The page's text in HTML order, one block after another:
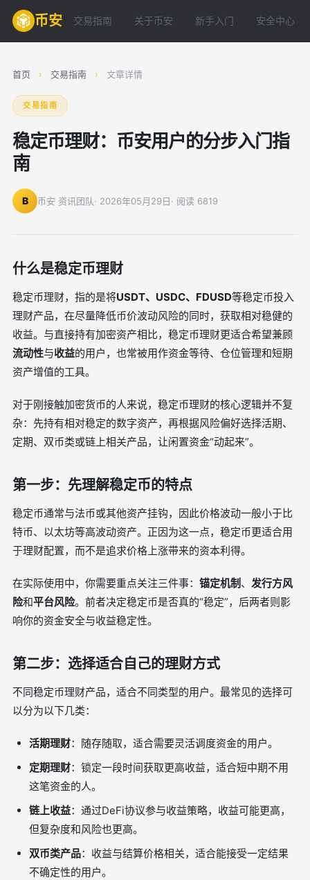
币安 交易指南 关于币安 新手入门 安全中心
首页 › 交易指南 › 文章详情
交易指南
稳定币理财：币安用户的分步入门指
南
B 币安 资讯团队· 2026年05月29日· 阅读 6819
什么是稳定币理财
稳定币理财，指的是将USDT、USDC、FDUSD等稳定币投入
理财产品，在尽量降低币价波动风险的同时，获取相对稳健的
收益。与直接持有加密资产相比，稳定币理财更适合希望兼顾
流动性与收益的用户，也常被用作资金等待、仓位管理和短期
资产增值的工具。
对于刚接触加密货币的人来说，稳定币理财的核心逻辑并不复
杂：先持有相对稳定的数字资产，再根据风险偏好选择活期、
定期、双币类或链上相关产品，让闲置资金“动起来”。
第一步：先理解稳定币的特点
稳定币通常与法币或其他资产挂钩，因此价格波动一般小于比
特币、以太坊等高波动资产。正因为这一点，稳定币更适合用
于理财配置，而不是追求价格上涨带来的资本利得。
在实际使用中，你需要重点关注三件事： 锚定机制 、 发行方风
险和平台风险。前者决定稳定币是否真的“稳定”，后两者则影
响你的资金安全与收益稳定性。
第二步：选择适合自己的理财方式
不同稳定币理财产品，适合不同类型的用户。最常见的选择可
以分为以下几类：
活期理财：随存随取，适合需要灵活调度资金的用户。
定期理财：锁定一段时间获取更高收益，适合短中期不用
这笔资金的人。
链上收益：通过DeFi协议参与收益策略，收益可能更高，
但复杂度和风险也更高。
双币类产品：收益与结算价格相关，适合能接受一定结果
不确定性的用户。